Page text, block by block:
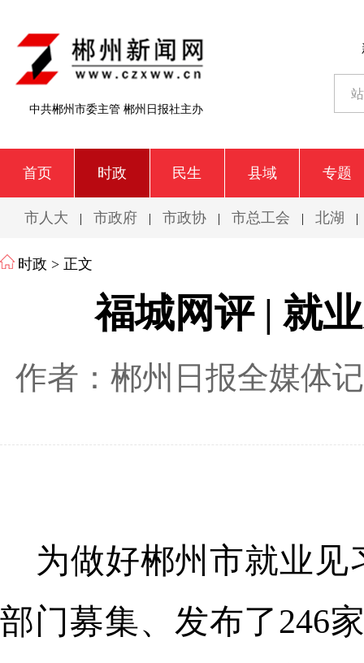
中共郴州市委主管 郴州日报社主办
首页 时政 民生 县域 专题
市人大 | 市政府 | 市政协 | 市总工会 | 北湖 |
时政 > 正文
福城网评 | 就
作者：郴州日报全媒体
为做好郴州市就业
部门募集、发布了246